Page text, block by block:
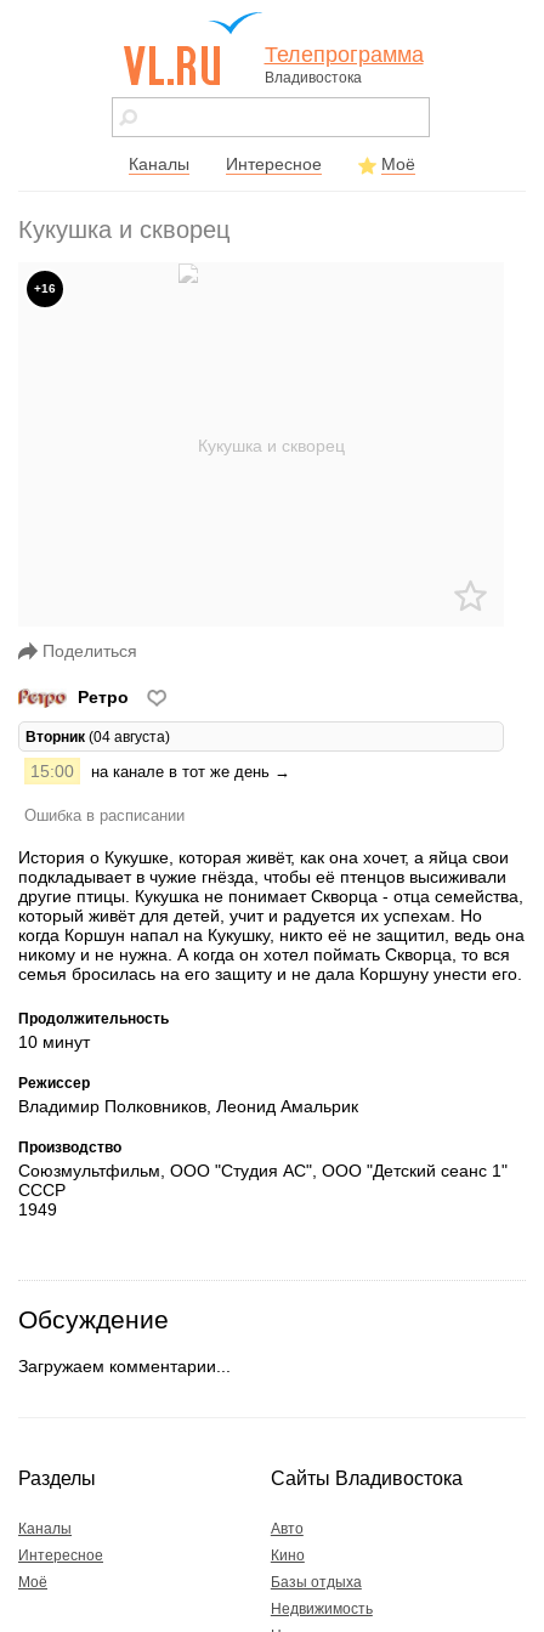
vl.ru - сайт
города
Телепрограмма
Владивостока
Каналы Интересное Моё
Кукушка и скворец
+16
Поделиться
Ретро
Вторник (04 августа)
15:00 на канале в тот же день →
Ошибка в расписании
История о Кукушке, которая живёт, как она хочет, а яйца свои
подкладывает в чужие гнёзда, чтобы её птенцов высиживали
другие птицы. Кукушка не понимает Скворца - отца семейства,
который живёт для детей, учит и радуется их успехам. Но
когда Коршун напал на Кукушку, никто её не защитил, ведь она
никому и не нужна. А когда он хотел поймать Скворца, то вся
семья бросилась на его защиту и не дала Коршуну унести его.
Продолжительность
10 минут
Режиссер
Владимир Полковников, Леонид Амальрик
Производство
Союзмультфильм, ООО "Студия АС", ООО "Детский сеанс 1"
СССР
1949
Обсуждение
Загружаем комментарии...
Разделы
Каналы
Интересное
Моё
Сайты Владивостока
Авто
Кино
Базы отдыха
Недвижимость